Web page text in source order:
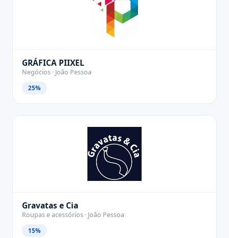
GRÁFICA PIIXEL
Negócios · João Pessoa
25%
Gravatas e Cia
Roupas e acessórios · João Pessoa
15%